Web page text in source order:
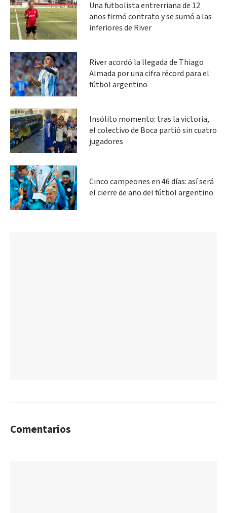
Una futbolista entrerriana de 12
años firmó contrato y se sumó a las
inferiores de River
River acordó la llegada de Thiago
Almada por una cifra récord para el
fútbol argentino
Insólito momento: tras la victoria,
el colectivo de Boca partió sin cuatro
jugadores
Cinco campeones en 46 días: así será
el cierre de año del fútbol argentino
Comentarios